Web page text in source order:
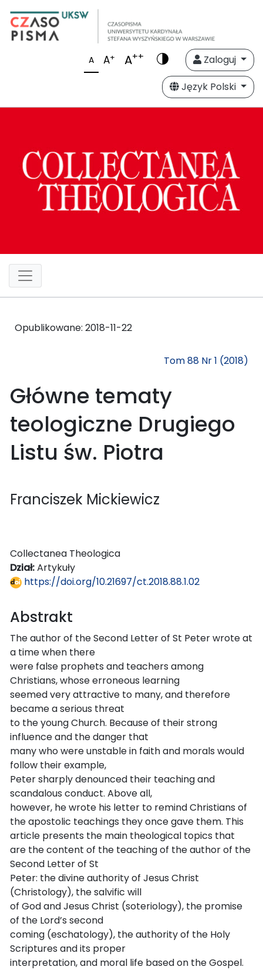
A A+ A++
Zaloguj
Język Polski
Opublikowane: 2018-11-22
Tom 88 Nr 1 (2018)
Główne tematy
teologiczne Drugiego
Listu św. Piotra
Franciszek Mickiewicz
Collectanea Theologica
Dział:Artykuły
https://doi.org/10.21697/ct.2018.88.1.02
Abstrakt
The author of the Second Letter of St Peter wrote at
a time when there
were false prophets and teachers among
Christians, whose erroneous learning
seemed very attractive to many, and therefore
became a serious threat
to the young Church. Because of their strong
influence and the danger that
many who were unstable in faith and morals would
follow their example,
Peter sharply denounced their teaching and
scandalous conduct. Above all,
however, he wrote his letter to remind Christians of
the apostolic teachings they once gave them. This
article presents the main theological topics that
are the content of the teaching of the author of the
Second Letter of St
Peter: the divine authority of Jesus Christ
(Christology), the salvific will
of God and Jesus Christ (soteriology), the promise
of the Lord’s second
coming (eschatology), the authority of the Holy
Scriptures and its proper
interpretation, and moral life based on the Gospel.